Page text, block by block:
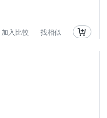
加入比較 找相似